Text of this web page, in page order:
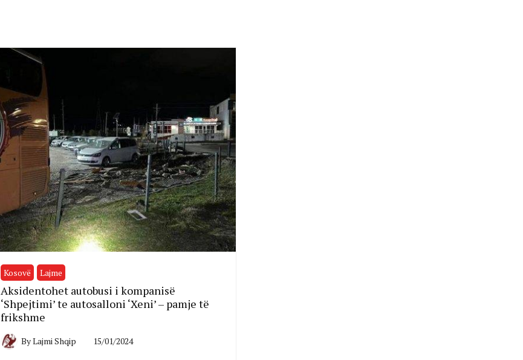
Kosovë Lajme
Aksidentohet autobusi i kompanisë
‘Shpejtimi’ te autosalloni ‘Xeni’ – pamje të
frikshme
ByLajmi Shqip 15/01/2024